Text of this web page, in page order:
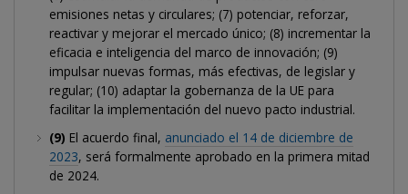
emisiones netas y circulares; (7) potenciar, reforzar,
reactivar y mejorar el mercado único; (8) incrementar la
eficacia e inteligencia del marco de innovación; (9)
impulsar nuevas formas, más efectivas, de legislar y
regular; (10) adaptar la gobernanza de la UE para
facilitar la implementación del nuevo pacto industrial.
(9) El acuerdo final, anunciado el 14 de diciembre de
2023, será formalmente aprobado en la primera mitad
de 2024.